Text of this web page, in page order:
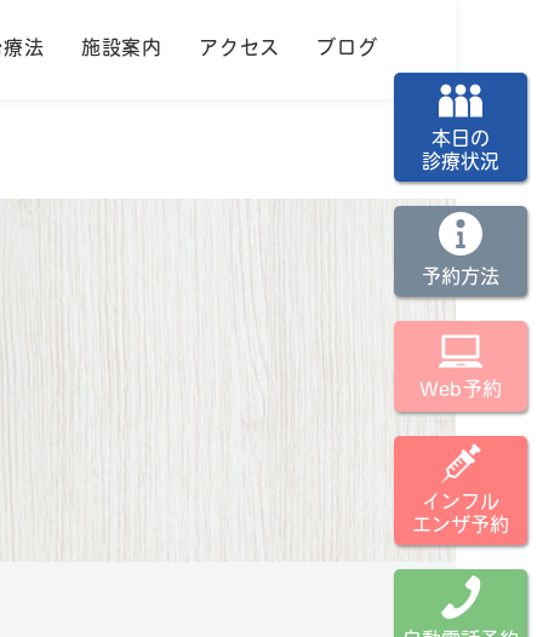
法 施設案内 アクセス ブログ
本日の
診療状況
予約方法
Web予約
インフル
エンザ予約